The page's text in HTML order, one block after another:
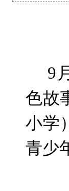
9
色故
小学
青少